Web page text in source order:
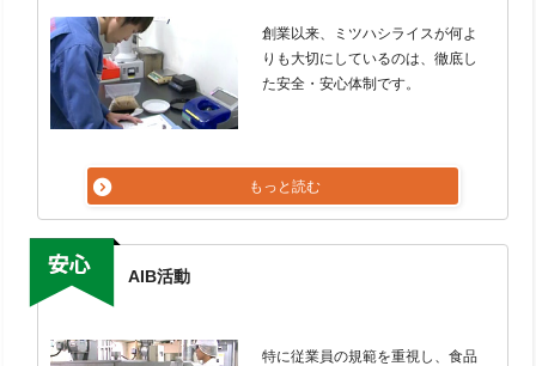
創業以来、ミツハシライスが何よ
りも大切にしているのは、徹底し
た安全・安心体制です。
もっと読む
AIB活動
特に従業員の規範を重視し、食品